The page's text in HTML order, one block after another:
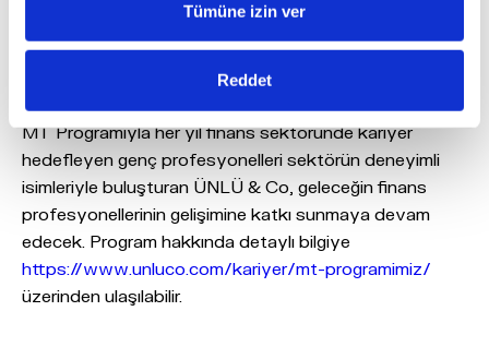
Tümüne izin ver
Reddet
yeteneklerin sektöre kazandırılmasını, kurum kültürünün
temel unsurlarından biri olarak görüyor.
MT Programıyla her yıl finans sektöründe kariyer
hedefleyen genç profesyonelleri sektörün deneyimli
isimleriyle buluşturan ÜNLÜ & Co, geleceğin finans
profesyonellerinin gelişimine katkı sunmaya devam
edecek. Program hakkında detaylı bilgiye
https://www.unluco.com/kariyer/mt-programimiz/
üzerinden ulaşılabilir.